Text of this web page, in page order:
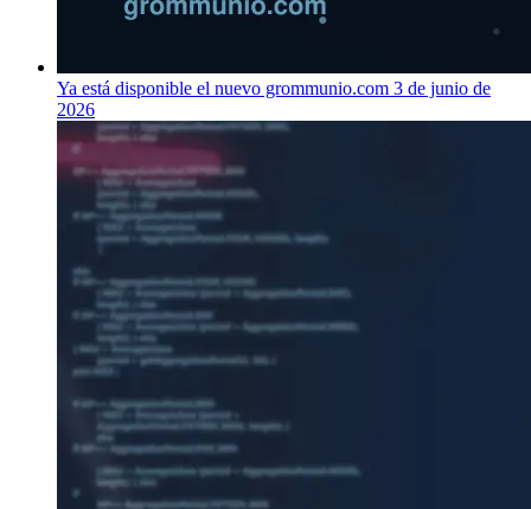
Ya está disponible el nuevo grommunio.com 3 de junio de
2026